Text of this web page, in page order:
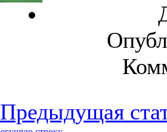
Предыдущая